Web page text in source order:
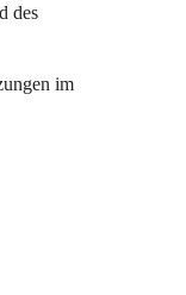
des
im